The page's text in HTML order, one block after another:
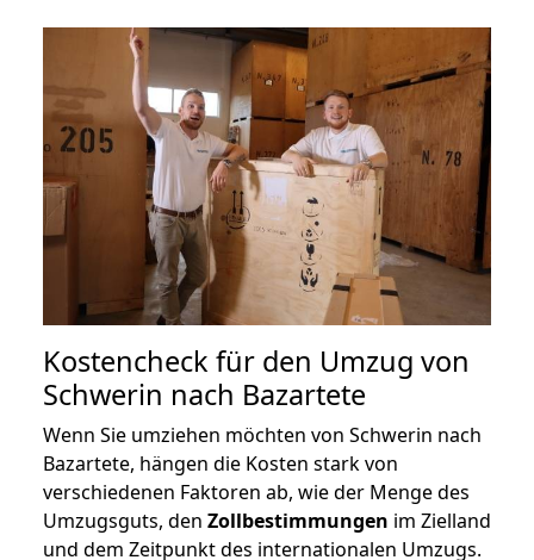
Kostencheck für den Umzug von
Schwerin nach Bazartete
Wenn Sie umziehen möchten von Schwerin nach
Bazartete, hängen die Kosten stark von
verschiedenen Faktoren ab, wie der Menge des
Umzugsguts, den Zollbestimmungen im Zielland
und dem Zeitpunkt des internationalen Umzugs.